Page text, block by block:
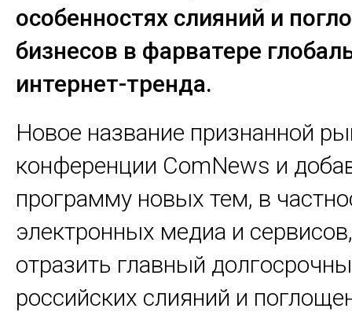
особенностях слияний и
бизнесов в фарватере
интернет-тренда.
Новое название признанной
конференции ComNews и
программу новых тем, в
электронных медиа и
отразить главный
российских слияний и